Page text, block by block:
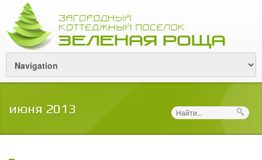
июня 2013 Поиск